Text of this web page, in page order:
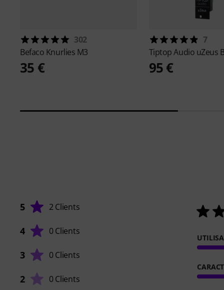
302
Befaco Knurlies M3
35 €
7
Tiptop Audio uZeus
95 €
5 2 Clients
4 0 Clients
3 0 Clients
2 0 Clients